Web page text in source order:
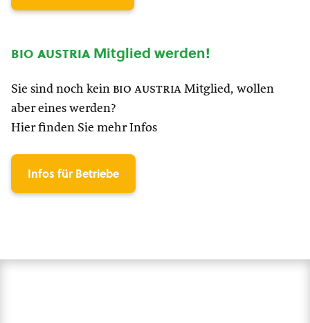
bio austria Mitglied werden!
Sie sind noch kein bio austria Mitglied, wollen
aber eines werden?
Hier finden Sie mehr Infos
Infos für Betriebe